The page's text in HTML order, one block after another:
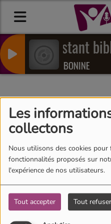
Les
collectons
Nous utilisons des cookies
fonctionnalités proposés sur
l'expérience de nos utilisateurs.
Tout accepter Tout refuser
L'instant
NAFY BONINE
12h-14h